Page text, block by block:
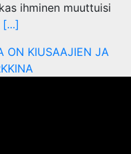
ihminen muuttuisi
[...]
ON KIUSAAJIEN JA